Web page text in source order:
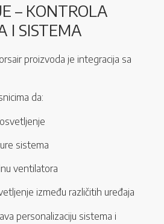
– KONTROLA
I SISTEMA
proizvoda je integracija sa
da:
sistema
ventilatora
između različitih uređaja
personalizaciju sistema i